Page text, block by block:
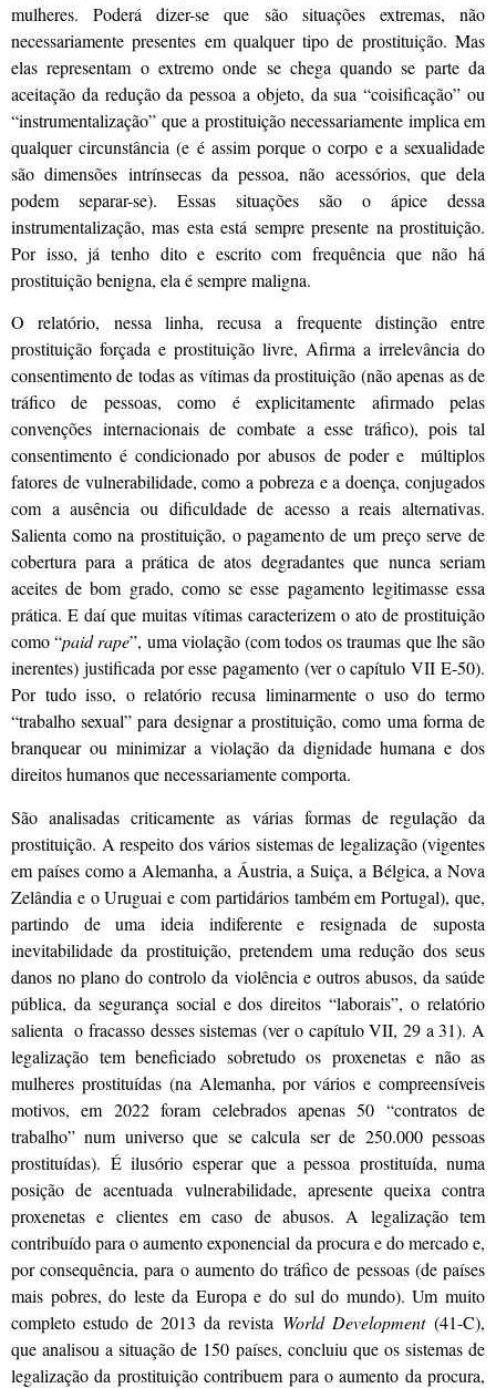
mulheres. Poderá dizer-se que são situações extremas, não
necessariamente presentes em qualquer tipo de prostituição. Mas
elas representam o extremo onde se chega quando se parte da
aceitação da redução da pessoa a objeto, da sua “coisificação” ou
“instrumentalização” que a prostituição necessariamente implica em
qualquer circunstância (e é assim porque o corpo e a sexualidade
são dimensões intrínsecas da pessoa, não acessórios, que dela
podem separar-se). Essas situações são o ápice dessa
instrumentalização, mas esta está sempre presente na prostituição.
Por isso, já tenho dito e escrito com frequência que não há
prostituição benigna, ela é sempre maligna.
O relatório, nessa linha, recusa a frequente distinção entre
prostituição forçada e prostituição livre, Afirma a irrelevância do
consentimento de todas as vítimas da prostituição (não apenas as de
tráfico de pessoas, como é explicitamente afirmado pelas
convenções internacionais de combate a esse tráfico), pois tal
consentimento é condicionado por abusos de poder e múltiplos
fatores de vulnerabilidade, como a pobreza e a doença, conjugados
com a ausência ou dificuldade de acesso a reais alternativas.
Salienta como na prostituição, o pagamento de um preço serve de
cobertura para a prática de atos degradantes que nunca seriam
aceites de bom grado, como se esse pagamento legitimasse essa
prática. E daí que muitas vítimas caracterizem o ato de prostituição
como “paid rape”, uma violação (com todos os traumas que lhe são
inerentes) justificada por esse pagamento (ver o capítulo VII E-50).
Por tudo isso, o relatório recusa liminarmente o uso do termo
“trabalho sexual” para designar a prostituição, como uma forma de
branquear ou minimizar a violação da dignidade humana e dos
direitos humanos que necessariamente comporta.
São analisadas criticamente as várias formas de regulação da
prostituição. A respeito dos vários sistemas de legalização (vigentes
em países como a Alemanha, a Áustria, a Suiça, a Bélgica, a Nova
Zelândia e o Uruguai e com partidários também em Portugal), que,
partindo de uma ideia indiferente e resignada de suposta
inevitabilidade da prostituição, pretendem uma redução dos seus
danos no plano do controlo da violência e outros abusos, da saúde
pública, da segurança social e dos direitos “laborais”, o relatório
salienta o fracasso desses sistemas (ver o capítulo VII, 29 a 31). A
legalização tem beneficiado sobretudo os proxenetas e não as
mulheres prostituídas (na Alemanha, por vários e compreensíveis
motivos, em 2022 foram celebrados apenas 50 “contratos de
trabalho” num universo que se calcula ser de 250.000 pessoas
prostituídas). É ilusório esperar que a pessoa prostituída, numa
posição de acentuada vulnerabilidade, apresente queixa contra
proxenetas e clientes em caso de abusos. A legalização tem
contribuído para o aumento exponencial da procura e do mercado e,
por consequência, para o aumento do tráfico de pessoas (de países
mais pobres, do leste da Europa e do sul do mundo). Um muito
completo estudo de 2013 da revista World Development (41-C),
que analisou a situação de 150 países, concluiu que os sistemas de
legalização da prostituição contribuem para o aumento da procura,